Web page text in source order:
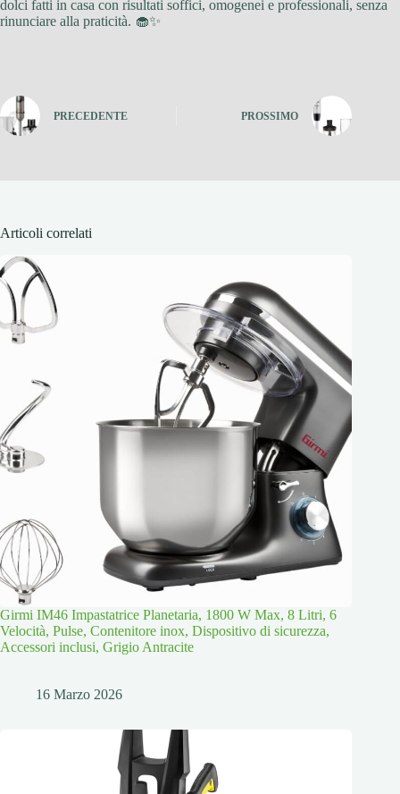
dolci fatti in casa con risultati soffici, omogenei e professionali, senza
rinunciare alla praticità. 🧁✨
PRECEDENTE PROSSIMO
Articoli correlati
Girmi IM46 Impastatrice Planetaria, 1800 W Max, 8 Litri, 6
Velocità, Pulse, Contenitore inox, Dispositivo di sicurezza,
Accessori inclusi, Grigio Antracite
16 Marzo 2026